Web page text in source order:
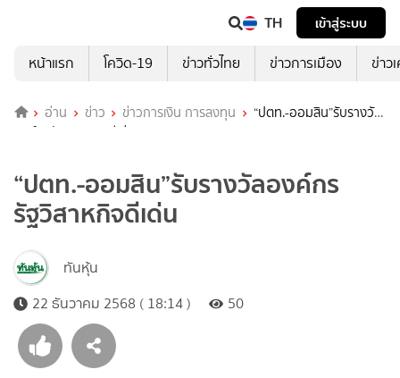
TH
เข้าสู่ระบบ
หน้าแรก
โควิด-19 ข่าวทั่วไทย ข่าวการเมือง ข่าว
อ่าน ข่าว ข่าวการเงิน การลงทุน
“ปตท.-ออมสิน”รับรางวัล
องค์กรรัฐวิสาหกิจดีเด่น
“ปตท.-ออมสิน”รับรางวัลองค์กร
รัฐวิสาหกิจดีเด่น
ทันหุ้น
22 ธันวาคม 2568 ( 18:14 )
50